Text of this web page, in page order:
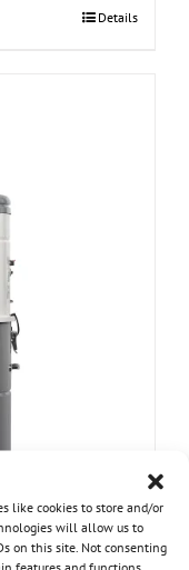
like cookies to store and/or
will allow us to
on this site. Not consenting
features and functions.
Details
à